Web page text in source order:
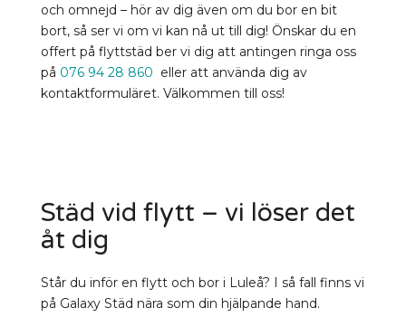
och omnejd – hör av dig även om du bor en bit
bort, så ser vi om vi kan nå ut till dig! Önskar du en
offert på flyttstäd ber vi dig att antingen ringa oss
på 076 94 28 860 eller att använda dig av
kontaktformuläret. Välkommen till oss!
Städ vid flytt – vi löser det
åt dig
Står du inför en flytt och bor i Luleå? I så fall finns vi
på Galaxy Städ nära som din hjälpande hand.